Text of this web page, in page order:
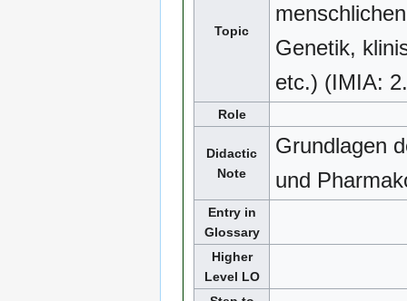
Topic
Genetik,
etc.) (IMIA:
Role
Didactic
Note
Grundlagen
und
Entry in
Glossary
Higher
Level LO